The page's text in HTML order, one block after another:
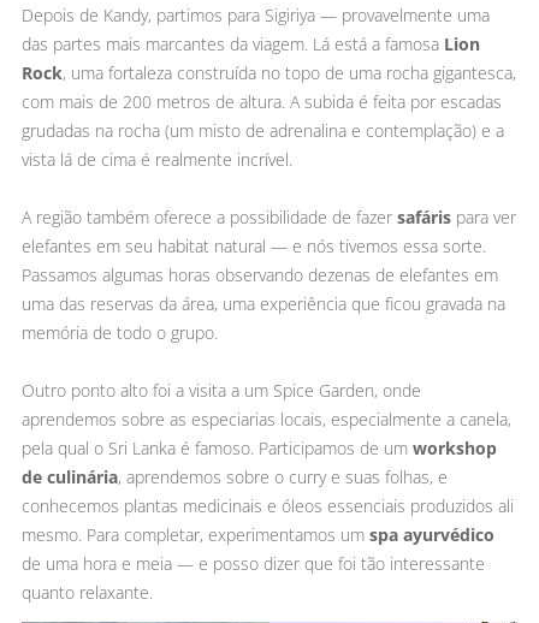
Depois de Kandy, partimos para Sigiriya — provavelmente uma
das partes mais marcantes da viagem. Lá está a famosa Lion
Rock, uma fortaleza construída no topo de uma rocha gigantesca,
com mais de 200 metros de altura. A subida é feita por escadas
grudadas na rocha (um misto de adrenalina e contemplação) e a
vista lá de cima é realmente incrível.
A região também oferece a possibilidade de fazer safárispara ver
elefantes em seu habitat natural — e nós tivemos essa sorte.
Passamos algumas horas observando dezenas de elefantes em
uma das reservas da área, uma experiência que ficou gravada na
memória de todo o grupo.
Outro ponto alto foi a visita a um Spice Garden, onde
aprendemos sobre as especiarias locais, especialmente a canela,
pela qual o Sri Lanka é famoso. Participamos de um workshop
de culinária, aprendemos sobre o curry e suas folhas, e
conhecemos plantas medicinais e óleos essenciais produzidos ali
mesmo. Para completar, experimentamos um spa ayurvédico
de uma hora e meia — e posso dizer que foi tão interessante
quanto relaxante.